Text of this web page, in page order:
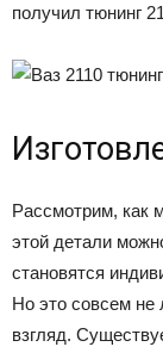
получил тюнинг
Рассмотрим, как
этой детали
становятся
Но это совсем не
взгляд.